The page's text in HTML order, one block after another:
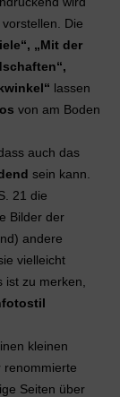
Die
„Mit der
lassen
von am Boden
auch das
sein kann.
21 die
Bilder der
andere
vielleicht
zu merken,
kleinen
renommierte
Seiten über